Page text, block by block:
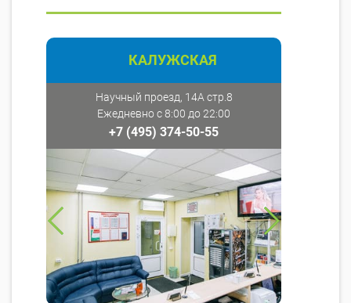
КАЛУЖСКАЯ
Научный проезд, 14А стр.8
Ежедневно с 8:00 до 22:00
+7 (495) 374-50-55